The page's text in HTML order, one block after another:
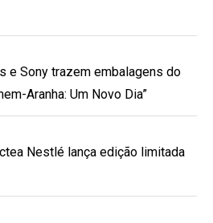
e Sony trazem embalagens do
Aranha: Um Novo Dia”
Nestlé lança edição limitada